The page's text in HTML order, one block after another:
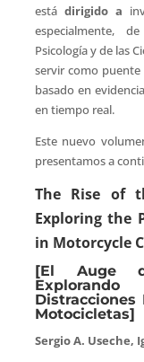
estádirigido a
especialmente,
Psicología y de las
servir como
basado en
en tiempo real.
Este nuevo
presentamos a
The Rise of
Exploring the
in Motorcycle
[El Auge
Motocicletas]
Sergio A. Useche,